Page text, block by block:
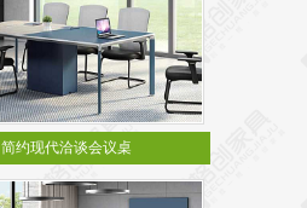
简约现代洽谈会议桌